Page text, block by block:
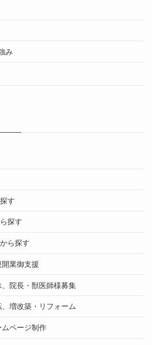
み
す
探す
ら探す
業御支援
院長・獣医師様募集
増改築・リフォーム
ページ制作